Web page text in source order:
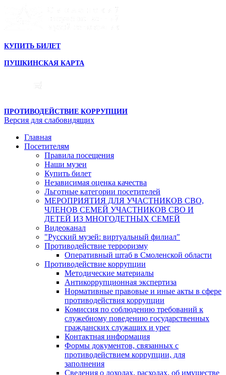
КУПИТЬ БИЛЕТ
ПУШКИНСКАЯ КАРТА
ПРОТИВОДЕЙСТВИЕ КОРРУПЦИИ
Версия для слабовидящих
Главная
Посетителям
Правила посещения
Наши музеи
Купить билет
Независимая оценка качества
Льготные категории посетителей
МЕРОПРИЯТИЯ ДЛЯ УЧАСТНИКОВ СВО,
ЧЛЕНОВ СЕМЕЙ УЧАСТНИКОВ СВО И
ДЕТЕЙ ИЗ МНОГОДЕТНЫХ СЕМЕЙ
Видеоканал
"Русский музей: виртуальный филиал"
Противодействие терроризму
Оперативный штаб в Смоленской области
Противодействие коррупции
Методические материалы
Антикоррупционная экспертиза
Нормативные правовые и иные акты в сфере
противодействия коррупции
Комиссия по соблюдению требований к
служебному поведению государственных
гражданских служащих и урег
Контактная информация
Формы документов, связанных с
противодействием коррупции, для
заполнения
Сведения о доходах, расходах, об имуществе